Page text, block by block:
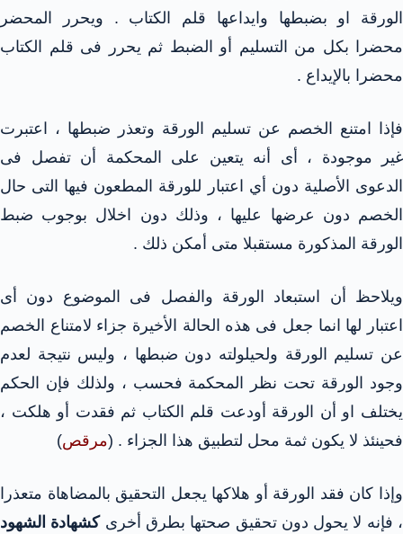
الورقة او بضبطها وايداعها قلم الكتاب . ويحرر المحضر
محضرا بكل من التسليم أو الضبط ثم يحرر فى قلم الكتاب
محضرا بالإيداع .
فإذا امتنع الخصم عن تسليم الورقة وتعذر ضبطها ، اعتبرت
غير موجودة ، أى أنه يتعين على المحكمة أن تفصل فى
الدعوى الأصلية دون أي اعتبار للورقة المطعون فيها التى حال
الخصم دون عرضها عليها ، وذلك دون اخلال بوجوب ضبط
الورقة المذكورة مستقبلا متى أمكن ذلك .
ويلاحظ أن استبعاد الورقة والفصل فى الموضوع دون أى
اعتبار لها انما جعل فى هذه الحالة الأخيرة جزاء لامتناع الخصم
عن تسليم الورقة ولحيلولته دون ضبطها ، وليس نتيجة لعدم
وجود الورقة تحت نظر المحكمة فحسب ، ولذلك فإن الحكم
يختلف او أن الورقة أودعت قلم الكتاب ثم فقدت أو هلكت ،
فحينئذ لا يكون ثمة محل لتطبيق هذا الجزاء . (مرقص)
وإذا كان فقد الورقة أو هلاكها يجعل التحقيق بالمضاهاة متعذرا
، فإنه لا يحول دون تحقيق صحتها بطرق أخرىكشهادة الشهود